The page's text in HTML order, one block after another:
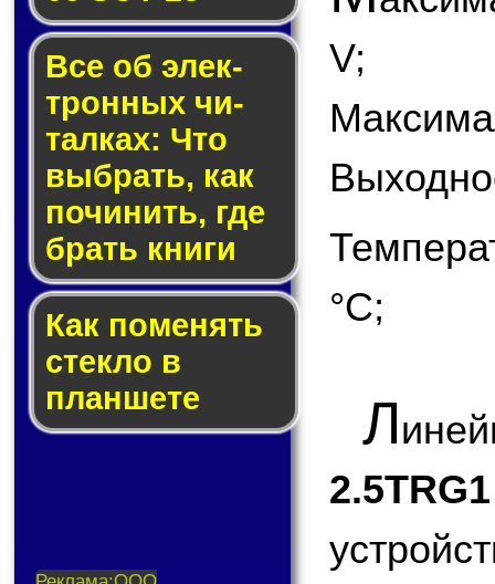
Все об элек­
трон­ных чи­
тал­ках: Что
выб­рать, как
по­чи­нить, где
брать кни­ги
Как по­ме­нять
стек­ло в
планшете
V;
°С;
Л
2.5TRG1